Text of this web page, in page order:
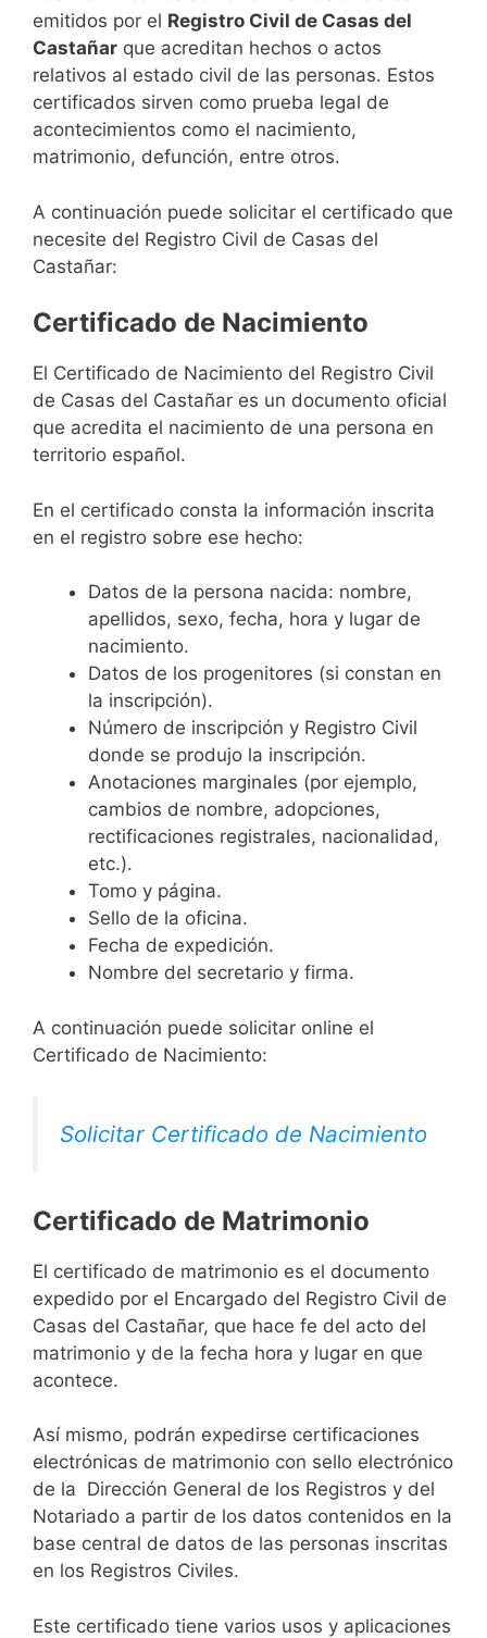
emitidos por el Registro Civil de Casas del
Castañar que acreditan hechos o actos
relativos al estado civil de las personas. Estos
certificados sirven como prueba legal de
acontecimientos como el nacimiento,
matrimonio, defunción, entre otros.
A continuación puede solicitar el certificado que
necesite del Registro Civil de Casas del
Castañar:
Certificado de Nacimiento
El Certificado de Nacimiento del Registro Civil
de Casas del Castañar es un documento oficial
que acredita el nacimiento de una persona en
territorio español.
En el certificado consta la información inscrita
en el registro sobre ese hecho:
Datos de la persona nacida: nombre,
apellidos, sexo, fecha, hora y lugar de
nacimiento.
Datos de los progenitores (si constan en
la inscripción).
Número de inscripción y Registro Civil
donde se produjo la inscripción.
Anotaciones marginales (por ejemplo,
cambios de nombre, adopciones,
rectificaciones registrales, nacionalidad,
etc.).
Tomo y página.
Sello de la oficina.
Fecha de expedición.
Nombre del secretario y firma.
A continuación puede solicitar online el
Certificado de Nacimiento:
Solicitar Certificado de Nacimiento
Certificado de Matrimonio
El certificado de matrimonio es el documento
expedido por el Encargado del Registro Civil de
Casas del Castañar, que hace fe del acto del
matrimonio y de la fecha hora y lugar en que
acontece.
Así mismo, podrán expedirse certificaciones
electrónicas de matrimonio con sello electrónico
de la Dirección General de los Registros y del
Notariado a partir de los datos contenidos en la
base central de datos de las personas inscritas
en los Registros Civiles.
Este certificado tiene varios usos y aplicaciones